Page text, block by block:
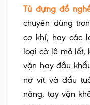
Tủ đựng đồ
chuyên dùng
cơ khí, hay các
loại cờ lê mỏ lết,
vặn hay đầu
nơ vít và đầu
năng, tay vặn